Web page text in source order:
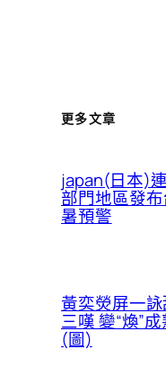
更多文章
japan(日本)
部門地區發
暑預警
黃奕熒屏一
三嘆 變“煥”
(圖)